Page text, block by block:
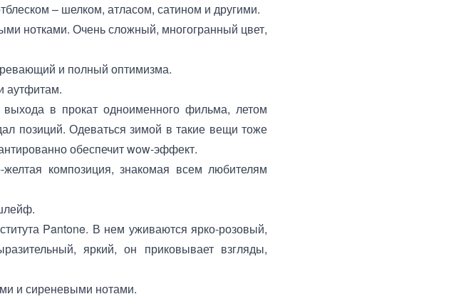
– шелком, атласом, сатином и другими.
нотками. Очень сложный, многогранный цвет,
и полный оптимизма.
аутфитам.
в прокат одноименного фильма, летом
позиций. Одеваться зимой в такие вещи тоже
обеспечит wow-эффект.
желтая композиция, знакомая всем любителям
Pantone. В нем уживаются ярко-розовый,
яркий, он приковывает взгляды,
и сиреневыми нотами.